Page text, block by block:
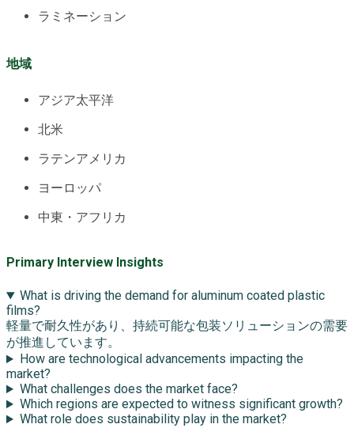
ラミネーション
地域
アジア太平洋
北米
ラテンアメリカ
ヨーロッパ
中東・アフリカ
Primary Interview Insights
What is driving the demand for aluminum coated plastic
films?
軽量で耐久性があり、持続可能な包装ソリューションの需要
が推進しています。
How are technological advancements impacting the
market?
What challenges does the market face?
Which regions are expected to witness significant growth?
What role does sustainability play in the market?